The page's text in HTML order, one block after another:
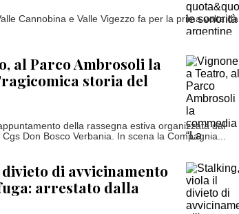
Cannobina e Valle Vigezzo fa per la prima volta da
al Parco Ambrosoli la
storia del
della rassegna estiva organizzata dal
Don Bosco Verbania. In scena la Compagnia...
di avvicinamento
arrestato dalla